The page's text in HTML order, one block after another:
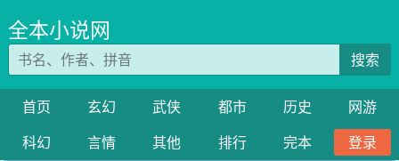
全本小说网
搜索
首页 玄幻 武侠 都市 历史
网游
科幻
言情 其他 排行 完本
登录